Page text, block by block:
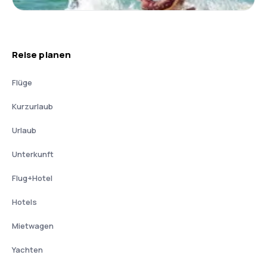
Reise planen
Flüge
Kurzurlaub
Urlaub
Unterkunft
Flug+Hotel
Hotels
Mietwagen
Yachten